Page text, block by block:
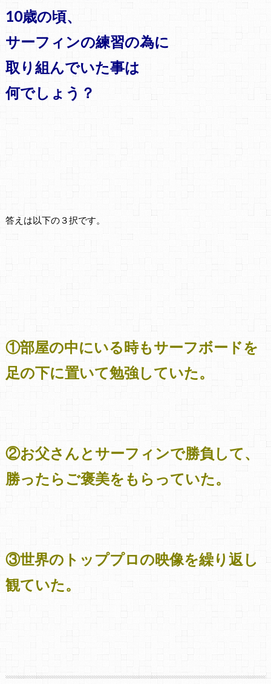
10歳の頃、
サーフィンの練習の為に
取り組んでいた事は
何でしょう？
答えは以下の３択です。
①部屋の中にいる時もサーフボードを
足の下に置いて勉強していた。
②お父さんとサーフィンで勝負して、
勝ったらご褒美をもらっていた。
③世界のトッププロの映像を繰り返し
観ていた。